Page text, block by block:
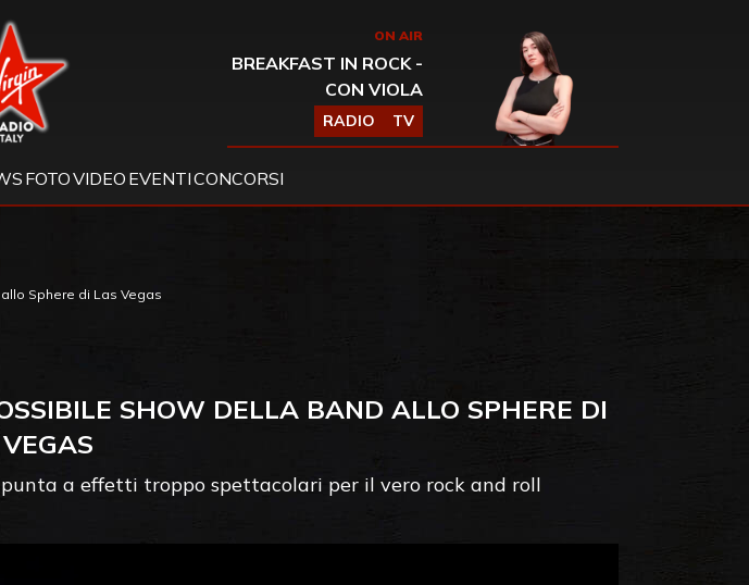
Virgin Radio ON AIR
BREAKFAST IN ROCK -
CON VIOLA
RADIO TV
FOTOVIDEO EVENTICONCORSI
Sphere di Las Vegas
SHOW DELLA BAND ALLO SPHERE DI
a effetti troppo spettacolari per il vero rock and roll